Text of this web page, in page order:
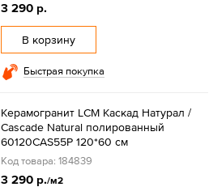
3 290 р.
В корзину
Быстрая покупка
Керамогранит LCM Каскад Натурал /
Cascade Natural полированный
60120CAS55P 120*60 см
Код товара: 184839
3 290 р./м2